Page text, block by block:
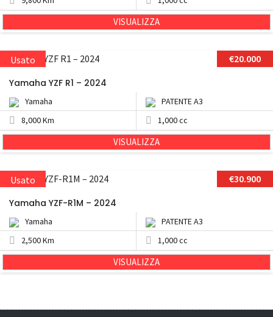
VISUALIZZA
€20.000
Usato
Yamaha YZF R1 – 2024
Yamaha
PATENTE A3
8,000 Km
1,000 cc
VISUALIZZA
€30.900
Usato
Yamaha YZF-R1M – 2024
Yamaha
PATENTE A3
2,500 Km
1,000 cc
VISUALIZZA